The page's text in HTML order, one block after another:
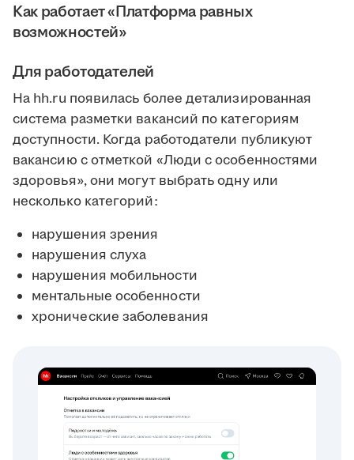
Как работает «Платформа равных
возможностей»
Для работодателей
На hh.ru появилась более детализированная
система разметки вакансий по категориям
доступности. Когда работодатели публикуют
вакансию с отметкой «Люди с особенностями
здоровья», они могут выбрать одну или
несколько категорий:
нарушения зрения
нарушения слуха
нарушения мобильности
ментальные особенности
хронические заболевания